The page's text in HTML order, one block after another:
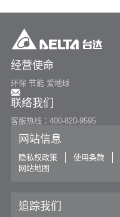
经营使命
环保 节能 爱地球
联络我们
客服热线：400-820-9595
网站信息
隐私权政策 使用条款
网站地图
追踪我们